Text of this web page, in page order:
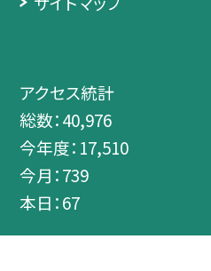
アクセス統計
総数：40,976
今年度： 17,510
今月：739
本日：67